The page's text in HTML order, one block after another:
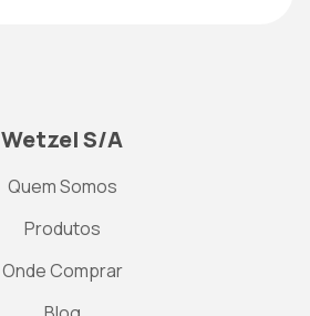
Wetzel S/A
Quem Somos
Produtos
Onde Comprar